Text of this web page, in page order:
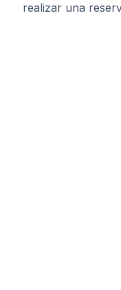
realizar una